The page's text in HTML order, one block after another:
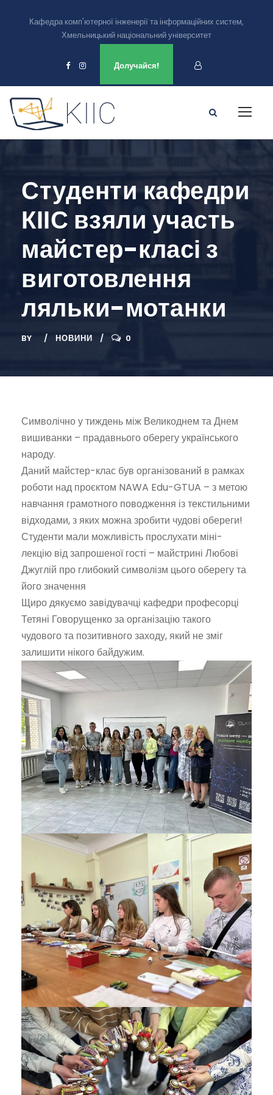
Кафедра комп'ютерної інженерії та інформаційних систем,
Хмельницький національний університет
Долучайся!
Студенти кафедри
КІІС взяли участь
майстер-класі з
виготовлення
ляльки-мотанки
BY НОВИНИ 0
Символічно у тиждень між Великоднем та Днем
вишиванки – прадавнього оберегу українського
народу.
Даний майстер-клас був організований в рамках
роботи над проєктом NAWA Edu-GTUA – з метою
навчання грамотного поводження із текстильними
відходами, з яких можна зробити чудові обереги!
Студенти мали можливість прослухати міні-
лекцію від запрошеної гості – майстрині Любові
Джуглій про глибокий символізм цього оберегу та
його значення
Щиро дякуємо завідувачці кафедри професорці
Тетяні Говорущенко за організацію такого
чудового та позитивного заходу, який не зміг
залишити нікого байдужим.